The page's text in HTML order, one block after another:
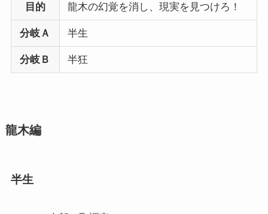
目的 龍木の幻覚を消し、現実を見つけろ！
分岐Ａ 半生
分岐Ｂ 半狂
龍木編
半生